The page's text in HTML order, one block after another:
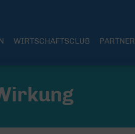
WIRTSCHAFTSCLUB PARTNER